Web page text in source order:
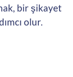
bir şikayet
olur.